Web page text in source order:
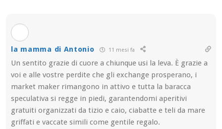
la mamma di Antonio 11 mesi fa
Un sentito grazie di cuore a chiunque usi la leva. È grazie a
voi e alle vostre perdite che gli exchange prosperano, i
market maker rimangono in attivo e tutta la baracca
speculativa si regge in piedi, garantendomi aperitivi
gratuiti organizzati da tizio e caio, ciabatte e teli da mare
griffati e vaccate simili come gentile regalo.